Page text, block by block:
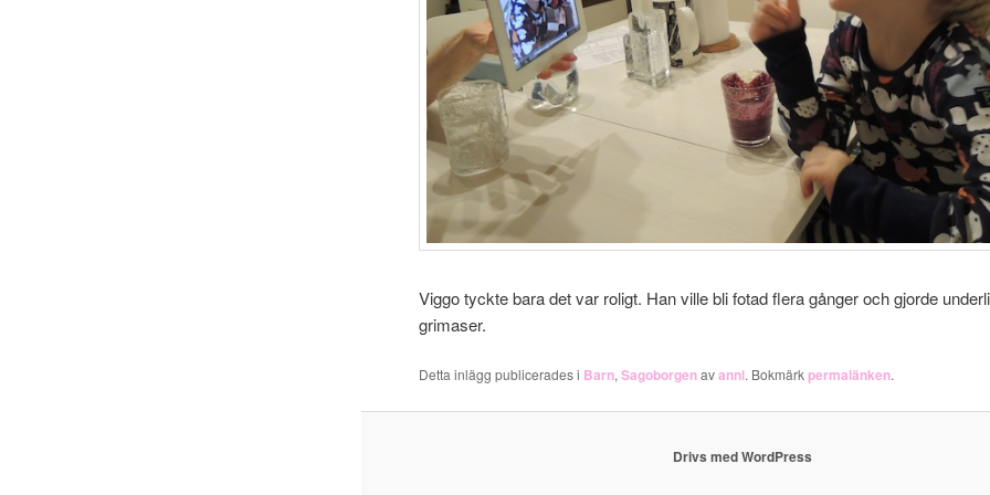
Viggo tyckte bara det var roligt. Han ville bli fotad flera gånger och gjorde
grimaser.
Detta inlägg publicerades i Barn,Sagoborgenavanni. Bokmärkpermalänken.
Drivs med WordPress